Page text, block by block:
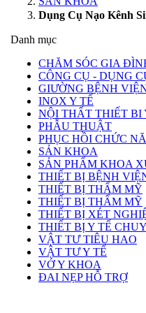
Dụng Cụ Nạo Kênh
Danh mục
CHĂM SÓC GIA
CÔNG CỤ - DỤNG
GIƯỜNG BỆNH
INOX Y TẾ
NỘI THẤT THIẾT BI
PHẪU THUẬT
PHỤC HỒI CHỨC
SẢN KHOA
SẢN PHẨM KHOA
THIẾT BỊ BỆNH
THIẾT BỊ THẨM MỸ
THIẾT BỊ THẨM MỸ
THIẾT BỊ XÉT
THIẾT BỊ Y TẾ
VẬT TƯ TIÊU HAO
VẬT TƯ Y TẾ
VỚ Y KHOA
ĐAI NẸP HỖ TRỢ